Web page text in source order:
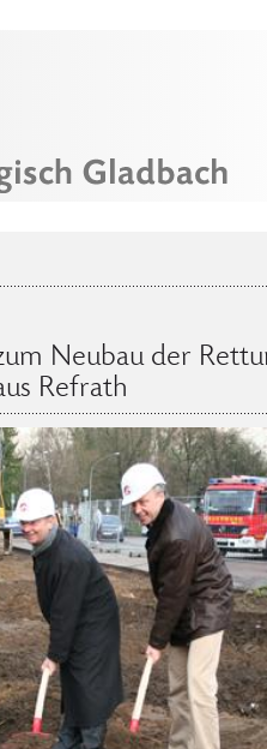
Neubau der
Refrath